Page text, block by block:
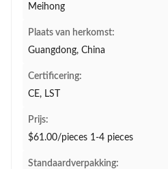
Meihong
Plaats van herkomst:
Guangdong, China
Certificering:
CE, LST
Prijs:
$61.00/pieces 1-4 pieces
Standaardverpakking: